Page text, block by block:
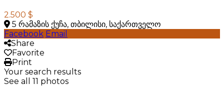
2.500 $
5 რამაზის ქუჩა, თბილისი, საქართველო
Facebook Email
Share
Favorite
Print
Your search results
See all 11 photos